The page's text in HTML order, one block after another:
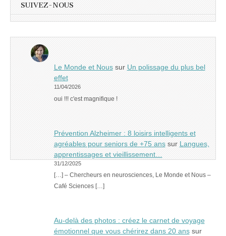
SUIVEZ-NOUS
Le Monde et Noussur Un polissage du plus bel
effet
11/04/2026
oui !!! c'est magnifique !
Prévention Alzheimer : 8 loisirs intelligents et
agréables pour seniors de +75 anssur Langues,
apprentissages et vieillissement…
31/12/2025
[…] – Chercheurs en neurosciences, Le Monde et Nous –
Café Sciences […]
Au-delà des photos : créez le carnet de voyage
émotionnel que vous chérirez dans 20 anssur